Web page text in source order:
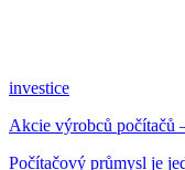
investice
Akcie výrobců počítačů
Počítačový průmysl je